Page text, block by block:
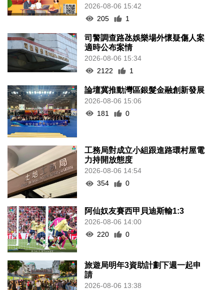
2026-08-06 15:42
205
1
司警調查路氹娛樂場外懷疑傷人案
適時公布案情
2026-08-06 15:34
2122
1
論壇冀推動灣區銀髮金融創新發展
2026-08-06 15:06
181
0
工務局對成立小組跟進路環村屋電
力持開放態度
2026-08-06 14:54
354
0
阿仙奴友賽西甲貝迪斯輸1:3
2026-08-06 14:00
220
0
旅遊局明年3資助計劃下週一起申
請
2026-08-06 13:38